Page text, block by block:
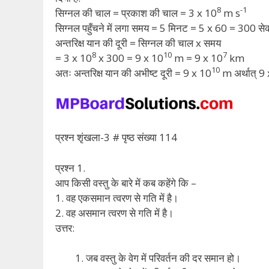
सिग्नल की चाल = प्रकाश की चाल = 3 x 108 m s-1
सिग्नल पहुँचने में लगा समय = 5 मिनट = 5 x 60 = 300
अन्तरिक्ष यान की दूरी = सिग्नल की चाल x समय
= 3 x 108 x 300 = 9 x 1010 m = 9 x 107 km
अतः अन्तरिक्ष यान की अभीष्ट दूरी = 9 x 1010 m अर्थात्
प्रश्न शृंखला-3 # पृष्ठ संख्या 114
प्रश्न 1.
आप किसी वस्तु के बारे में कब कहेंगे कि –
1. वह एकसमान त्वरण से गति में है।
2. वह असमान त्वरण से गति में है।
उत्तर:
जब वस्तु के वेग में परिवर्तन की दर समान हो।